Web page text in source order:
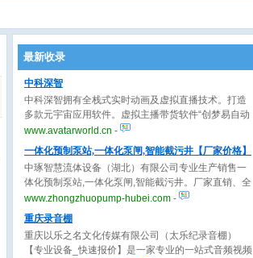
最新收录
中科深智
中科深智拥有全栈式实时动画及虚拟直播技术。打造
多款元宇宙应用软件。虚拟主播带货软件“创梦易自动
播”实现AI虚拟主播24小时卖货，AI动画视频制作软
件“创梦易自动画”AI自动生成精美的动画视频。虚拟人
客服解决方案“云小七”为品牌提供标准的PaaS/SaaS
解决方案。已为上千家客户提供极高性价比的虚拟人
解决方案。
www.avatarworld.cn -
一体化预制泵站,一体化泵闸,智能截污井【厂家价格】
中琢智慧流体设备（湖北）有限公司专业生产销售一
体化预制泵站,一体化泵闸,智能截污井。厂家直销、全
国现货供应、型号齐全、价格实惠、施工周期短、使
用寿命长，欢迎来电咨询。
www.zhongzhuopump-hubei.com -
重庆录音棚
重庆以乐之名文化传媒有限公司（太乐纪录音棚）
【专业设备_快速报价】是一家专业的一站式音频视频